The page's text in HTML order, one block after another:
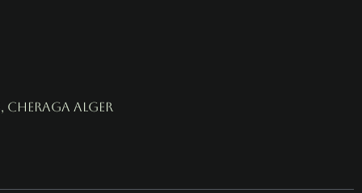
cheraga alger